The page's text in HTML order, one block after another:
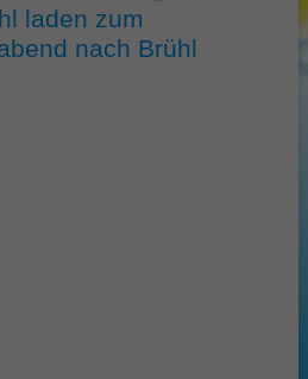
laden zum
nach Brühl